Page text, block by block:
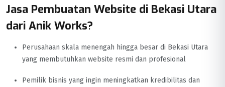
Jasa Pembuatan Website di Bekasi Utara
dari Anik Works?
Perusahaan skala menengah hingga besar di Bekasi Utara
yang membutuhkan website resmi dan profesional
Pemilik bisnis yang ingin meningkatkan kredibilitas dan